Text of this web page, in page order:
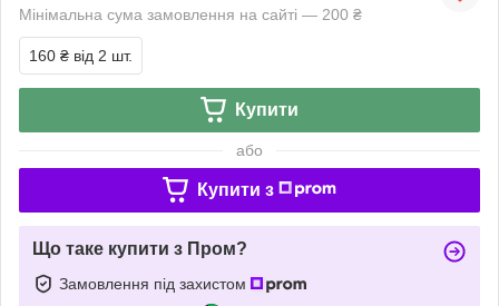
Мінімальна сума замовлення на сайті — 200 ₴
160 ₴ від 2 шт.
Купити
або
Купити з
Що таке купити з Пром?
Замовлення під захистом